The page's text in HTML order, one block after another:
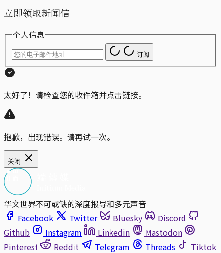
立即领取新闻信
个人信息
订阅
太好了！请检查您的收件箱并点击链接。
抱歉，出现错误。请再试一次。
关闭
华文世界不可或缺的深度报导和多元声音
Facebook
Twitter Bluesky
Discord
Github
Instagram Linkedin
Mastodon
Pinterest
Reddit Telegram Threads
Tiktok